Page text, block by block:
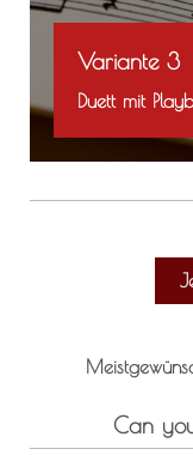
Variante 3
Duett mit P
Can